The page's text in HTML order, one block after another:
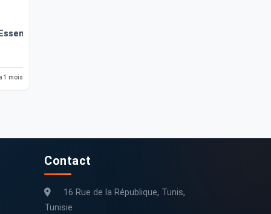
0 Km
a 1 mois
Contact
16 Rue de la République, Tunis,
Tunisie